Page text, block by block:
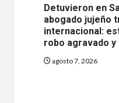
Detuvieron en
abogado jujeño
internacional:
robo agravado y
agosto 7, 2026